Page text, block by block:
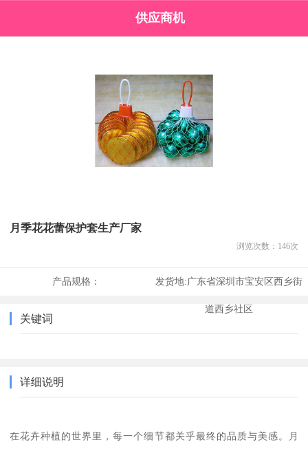
供应商机
月季花花蕾保护套生产厂家
浏览次数： 146次
产品规格： 发货地:广东省深圳市宝安区西乡街
道西乡社区
关键词
详细说明
在花卉种植的世界里，每一个细节都关乎最终的品质与美感。月